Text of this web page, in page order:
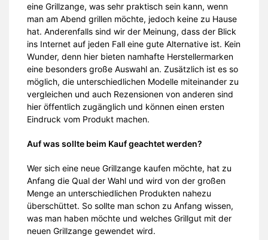
eine Grillzange, was sehr praktisch sein kann, wenn
man am Abend grillen möchte, jedoch keine zu Hause
hat. Anderenfalls sind wir der Meinung, dass der Blick
ins Internet auf jeden Fall eine gute Alternative ist. Kein
Wunder, denn hier bieten namhafte Herstellermarken
eine besonders große Auswahl an. Zusätzlich ist es so
möglich, die unterschiedlichen Modelle miteinander zu
vergleichen und auch Rezensionen von anderen sind
hier öffentlich zugänglich und können einen ersten
Eindruck vom Produkt machen.
Auf was sollte beim Kauf geachtet werden?
Wer sich eine neue Grillzange kaufen möchte, hat zu
Anfang die Qual der Wahl und wird von der großen
Menge an unterschiedlichen Produkten nahezu
überschüttet. So sollte man schon zu Anfang wissen,
was man haben möchte und welches Grillgut mit der
neuen Grillzange gewendet wird.